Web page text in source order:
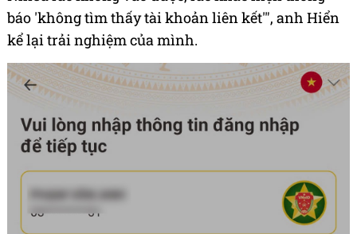
báo 'không tìm thấy tài khoản liên kết'", anh Hiển
kể lại trải nghiệm của mình.